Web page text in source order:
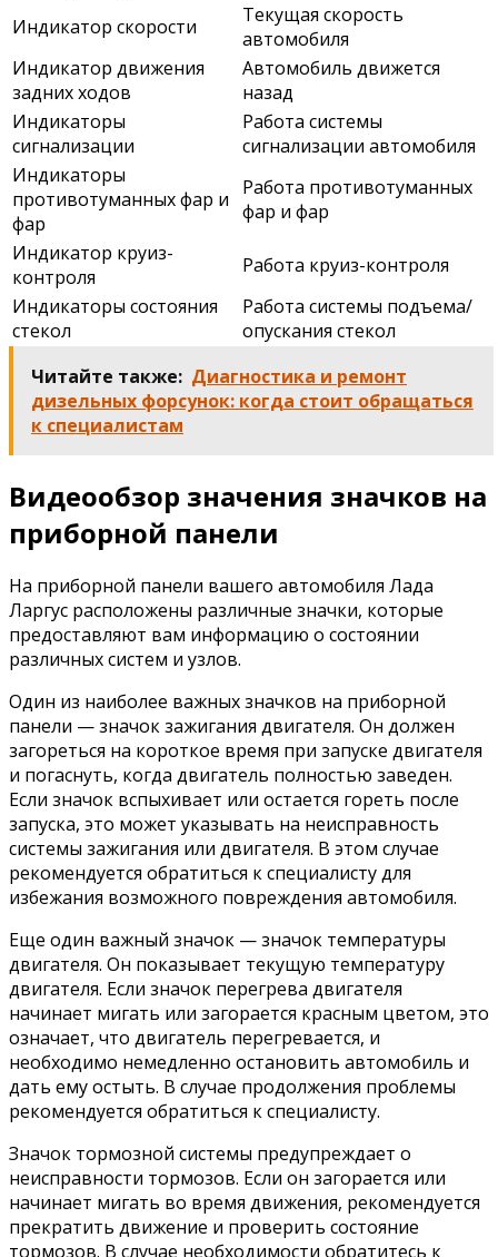
Индикатор скорости
Текущая скорость
автомобиля
Индикатор движения
задних ходов
Автомобиль движется
назад
Индикаторы
сигнализации
Работа системы
сигнализации автомобиля
Индикаторы
противотуманных фар и
фар
Работа противотуманных
фар и фар
Индикатор круиз-
контроля
Работа круиз-контроля
Индикаторы состояния
стекол
Работа системы подъема/
опускания стекол
Читайте также: Диагностика и ремонт
дизельных форсунок: когда стоит обращаться
к специалистам
Видеообзор значения значков на
приборной панели
На приборной панели вашего автомобиля Лада
Ларгус расположены различные значки, которые
предоставляют вам информацию о состоянии
различных систем и узлов.
Один из наиболее важных значков на приборной
панели — значок зажигания двигателя. Он должен
загореться на короткое время при запуске двигателя
и погаснуть, когда двигатель полностью заведен.
Если значок вспыхивает или остается гореть после
запуска, это может указывать на неисправность
системы зажигания или двигателя. В этом случае
рекомендуется обратиться к специалисту для
избежания возможного повреждения автомобиля.
Еще один важный значок — значок температуры
двигателя. Он показывает текущую температуру
двигателя. Если значок перегрева двигателя
начинает мигать или загорается красным цветом, это
означает, что двигатель перегревается, и
необходимо немедленно остановить автомобиль и
дать ему остыть. В случае продолжения проблемы
рекомендуется обратиться к специалисту.
Значок тормозной системы предупреждает о
неисправности тормозов. Если он загорается или
начинает мигать во время движения, рекомендуется
прекратить движение и проверить состояние
тормозов. В случае необходимости обратитесь к